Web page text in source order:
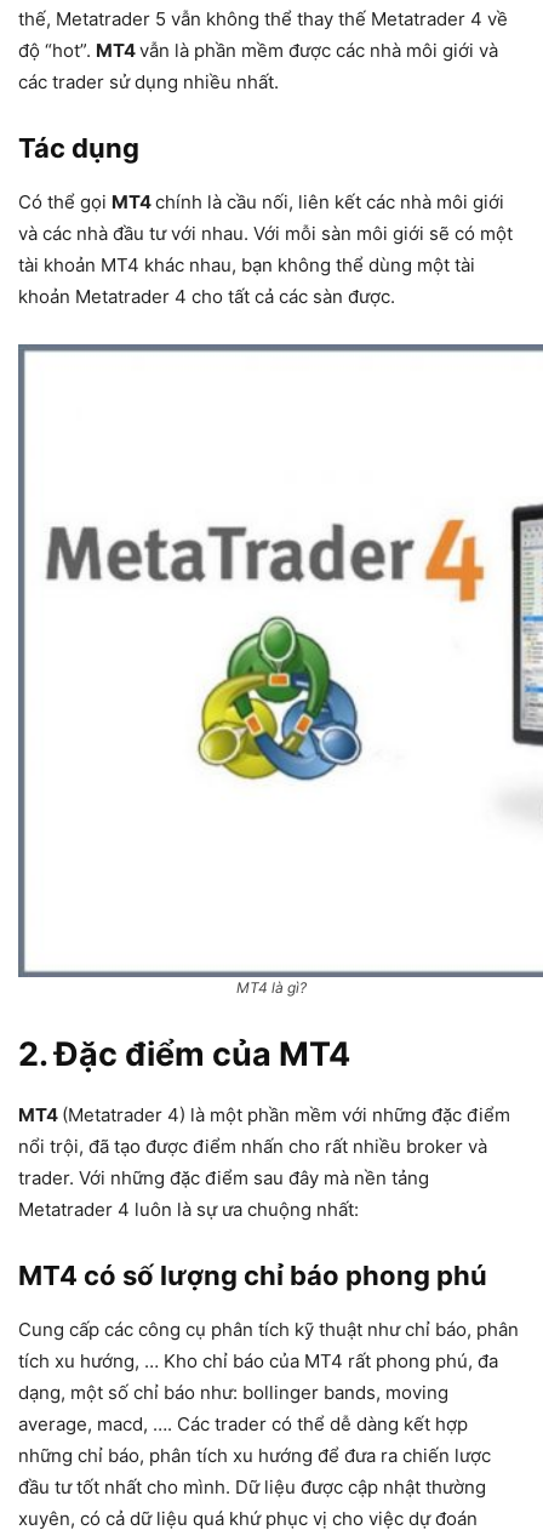
thế, Metatrader 5 vẫn không thể thay thế Metatrader 4 về
độ “hot”. MT4vẫn là phần mềm được các nhà môi giới và
các trader sử dụng nhiều nhất.
Tác dụng
Có thể gọi MT4chính là cầu nối, liên kết các nhà môi giới
và các nhà đầu tư với nhau. Với mỗi sàn môi giới sẽ có một
tài khoản MT4 khác nhau, bạn không thể dùng một tài
khoản Metatrader 4 cho tất cả các sàn được.
MT4 là gì?
2. Đặc điểm của MT4
MT4 (Metatrader 4) là một phần mềm với những đặc điểm
nổi trội, đã tạo được điểm nhấn cho rất nhiều broker và
trader. Với những đặc điểm sau đây mà nền tảng
Metatrader 4 luôn là sự ưa chuộng nhất:
MT4 có số lượng chỉ báo phong phú
Cung cấp các công cụ phân tích kỹ thuật như chỉ báo, phân
tích xu hướng, … Kho chỉ báo của MT4 rất phong phú, đa
dạng, một số chỉ báo như: bollinger bands, moving
average, macd, …. Các trader có thể dễ dàng kết hợp
những chỉ báo, phân tích xu hướng để đưa ra chiến lược
đầu tư tốt nhất cho mình. Dữ liệu được cập nhật thường
xuyên, có cả dữ liệu quá khứ phục vị cho việc dự đoán